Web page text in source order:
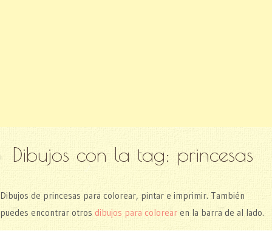
Dibujos con la tag: princesas
Dibujos de princesas para colorear, pintar e imprimir. También
puedes encontrar otros dibujos para colorear en la barra de al lado.